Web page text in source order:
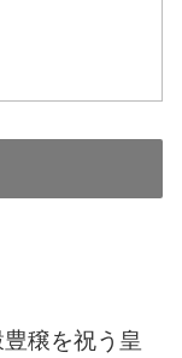
穣を祝う皇